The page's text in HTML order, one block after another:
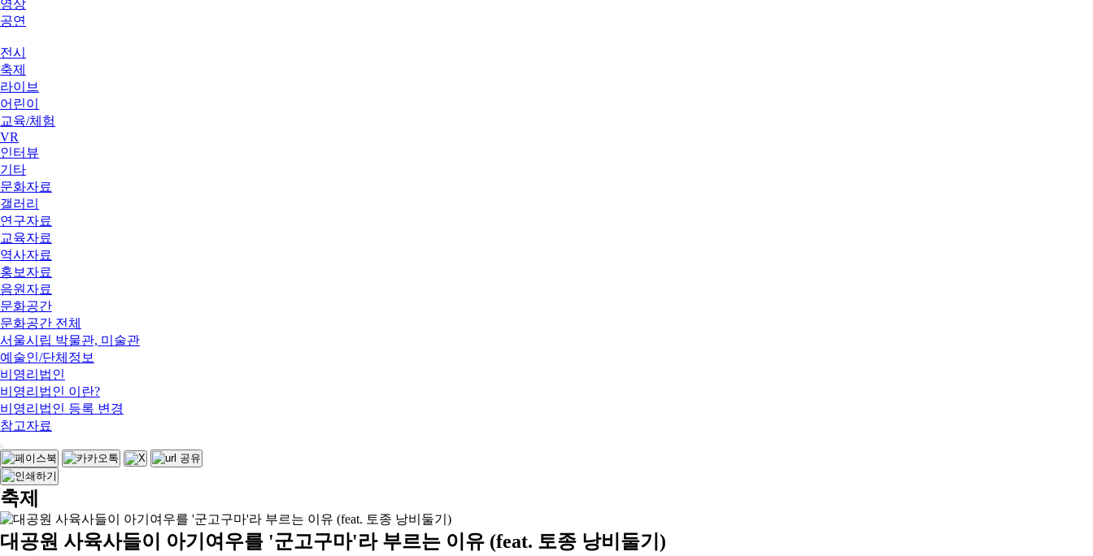
영상
공연
전시
축제
라이브
어린이
교육/체험
VR
인터뷰
기타
문화자료
갤러리
연구자료
교육자료
역사자료
홍보자료
음원자료
문화공간
문화공간 전체
서울시립 박물관, 미술관
예술인/단체정보
비영리법인
비영리법인 이란?
비영리법인 등록 변경
참고자료
축제
대공원 사육사들이 아기여우를 '군고구마'라 부르는 이유 (feat. 토종 낭비둘기)